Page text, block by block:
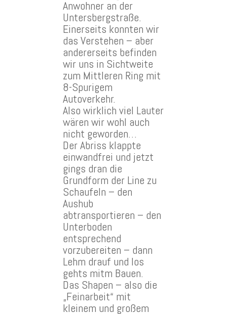
Anwohner an der
Untersbergstraße.
Einerseits konnten wir
das Verstehen – aber
andererseits befinden
wir uns in Sichtweite
zum Mittleren Ring mit
8-Spurigem
Autoverkehr.
Also wirklich viel Lauter
wären wir wohl auch
nicht geworden…
Der Abriss klappte
einwandfrei und jetzt
gings dran die
Grundform der Line zu
Schaufeln – den
Aushub
abtransportieren – den
Unterboden
entsprechend
vorzubereiten – dann
Lehm drauf und los
gehts mitm Bauen.
Das Shapen – also die
„Feinarbeit“ mit
kleinem und großem